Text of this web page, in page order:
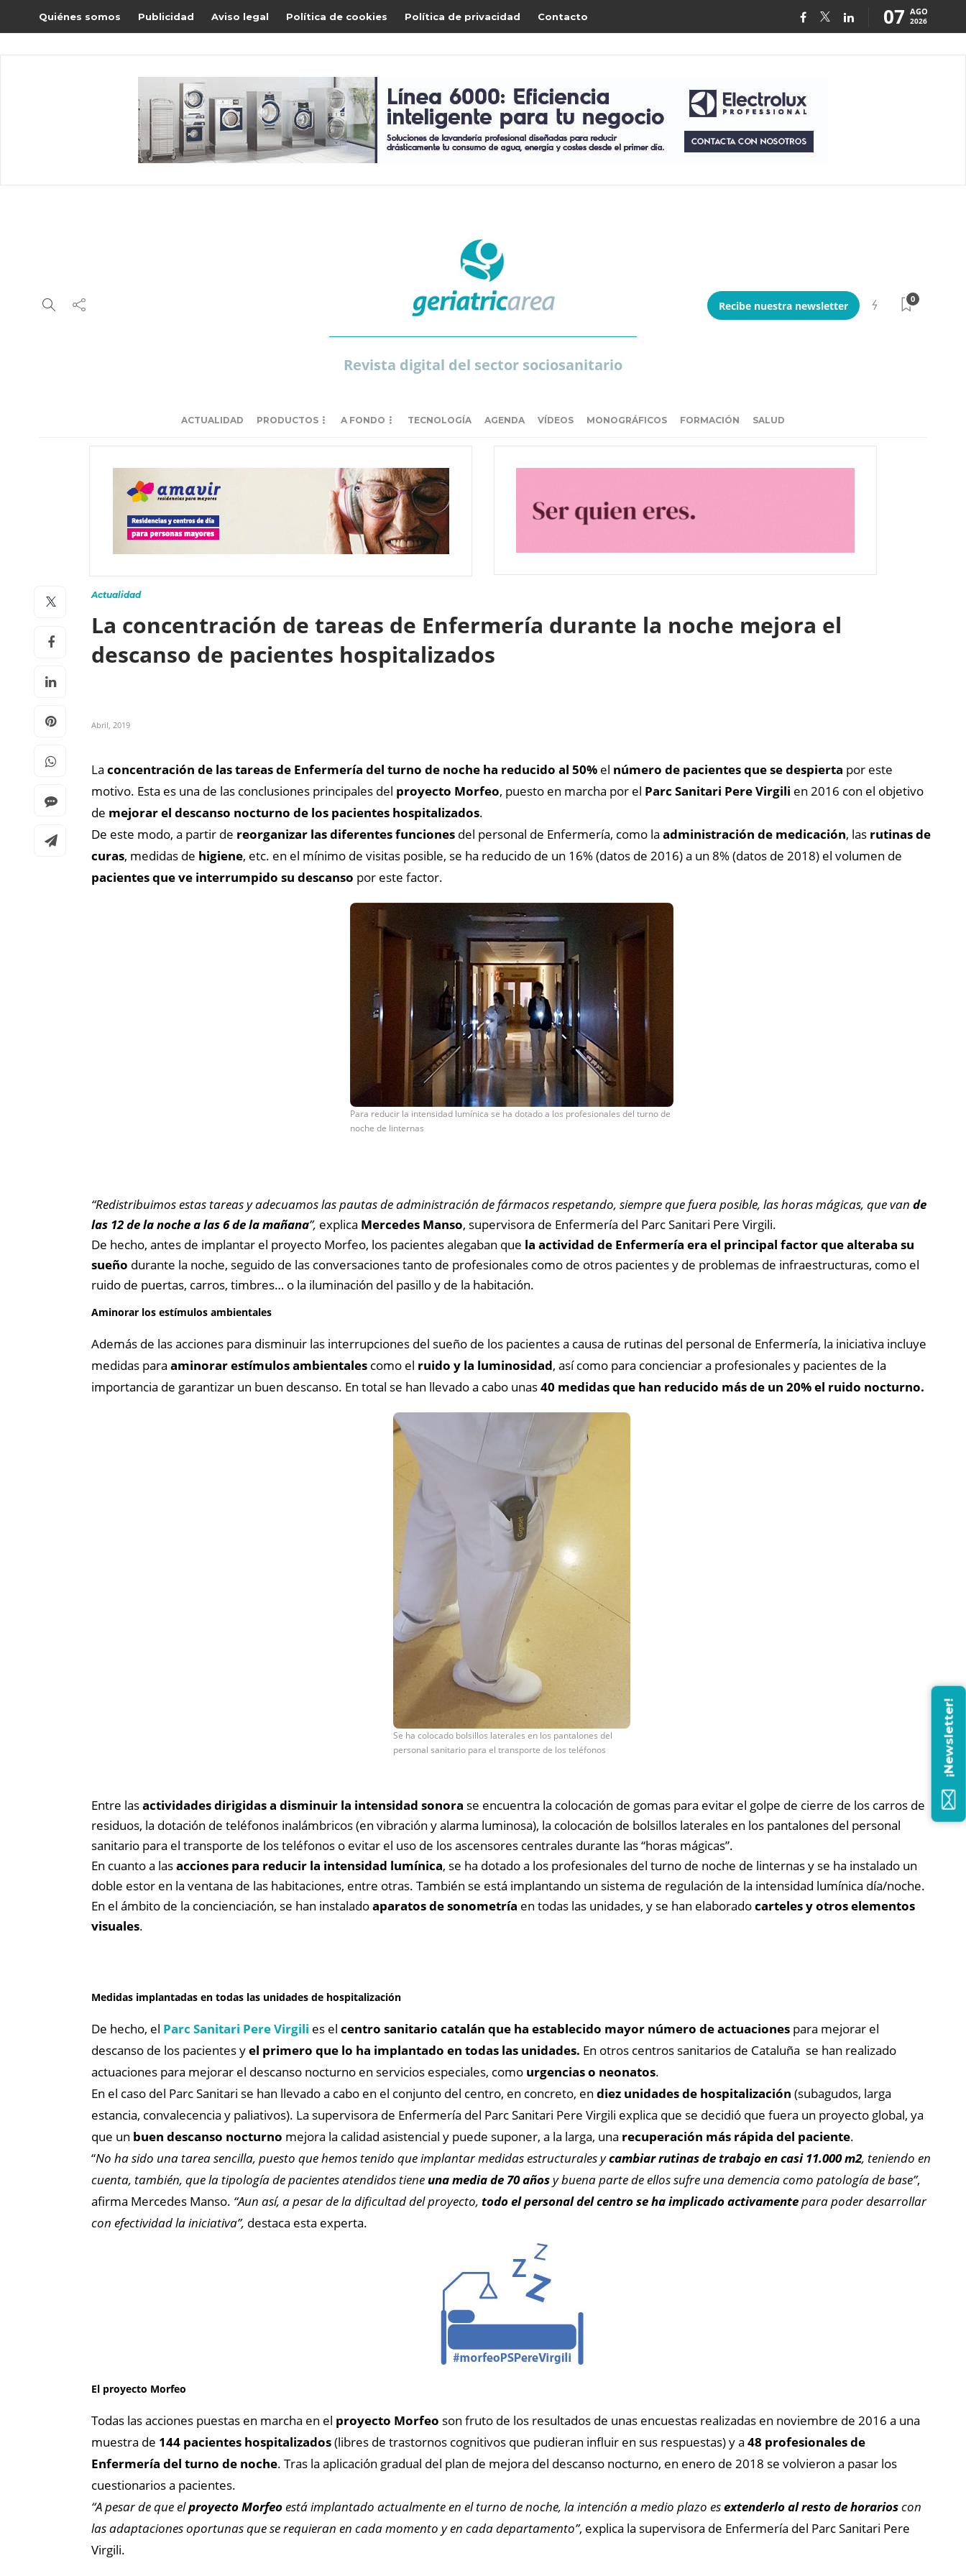
Quiénes somos Publicidad Aviso legal Política de cookies Política de privacidad Contacto 07 AGO
2026
Revista digital del sector sociosanitario
Recibe nuestra newsletter
0
ACTUALIDAD PRODUCTOS A FONDO TECNOLOGÍA AGENDA VÍDEOS MONOGRÁFICOS FORMACIÓN SALUD
Actualidad
La concentración de tareas de Enfermería durante la noche mejora el
descanso de pacientes hospitalizados
Abril, 2019
La concentración de las tareas de Enfermería del turno de noche ha reducido al 50% el número de pacientes que se despierta por este
motivo. Esta es una de las conclusiones principales del proyecto Morfeo, puesto en marcha por el Parc Sanitari Pere Virgili en 2016 con el objetivo
de mejorar el descanso nocturno de los pacientes hospitalizados.
De este modo, a partir de reorganizar las diferentes funciones del personal de Enfermería, como la administración de medicación, las rutinas de
curas, medidas de higiene, etc. en el mínimo de visitas posible, se ha reducido de un 16% (datos de 2016) a un 8% (datos de 2018) el volumen de
pacientes que ve interrumpido su descanso por este factor.
Para reducir la intensidad lumínica se ha dotado a los profesionales del turno de
noche de linternas
“Redistribuimos estas tareas y adecuamos las pautas de administración de fármacos respetando, siempre que fuera posible, las horas mágicas, que van de
las 12 de la noche a las 6 de la mañana”, explica Mercedes Manso, supervisora de Enfermería del Parc Sanitari Pere Virgili.
De hecho, antes de implantar el proyecto Morfeo, los pacientes alegaban que la actividad de Enfermería era el principal factor que alteraba su
sueño durante la noche, seguido de las conversaciones tanto de profesionales como de otros pacientes y de problemas de infraestructuras, como el
ruido de puertas, carros, timbres… o la iluminación del pasillo y de la habitación.
Aminorar los estímulos ambientales
Además de las acciones para disminuir las interrupciones del sueño de los pacientes a causa de rutinas del personal de Enfermería, la iniciativa incluye
medidas para aminorar estímulos ambientales como el ruido y la luminosidad, así como para concienciar a profesionales y pacientes de la
importancia de garantizar un buen descanso. En total se han llevado a cabo unas40 medidas que han reducido más de un 20% el ruido nocturno.
Se ha colocado bolsillos laterales en los pantalones del
personal sanitario para el transporte de los teléfonos
Entre lasactividades dirigidas a disminuir la intensidad sonora se encuentra la colocación de gomas para evitar el golpe de cierre de los carros de
residuos, la dotación de teléfonos inalámbricos (en vibración y alarma luminosa), la colocación de bolsillos laterales en los pantalones del personal
sanitario para el transporte de los teléfonos o evitar el uso de los ascensores centrales durante las “horas mágicas”.
En cuanto a lasacciones para reducir la intensidad lumínica, se ha dotado a los profesionales del turno de noche de linternas y se ha instalado un
doble estor en la ventana de las habitaciones, entre otras. También se está implantando un sistema de regulación de la intensidad lumínica día/noche.
En el ámbito de la concienciación, se han instaladoaparatos de sonometría en todas las unidades, y se han elaboradocarteles y otros elementos
visuales.
Medidas implantadas en todas las unidades de hospitalización
De hecho, el Parc Sanitari Pere Virgili es el centro sanitario catalán que ha establecido mayor número de actuaciones para mejorar el
descanso de los pacientes yel primero que lo ha implantado en todas las unidades. En otros centros sanitarios de Cataluña se han realizado
actuaciones para mejorar el descanso nocturno en servicios especiales, como urgencias o neonatos.
En el caso del Parc Sanitari se han llevado a cabo en el conjunto del centro, en concreto, en diez unidades de hospitalización (subagudos, larga
estancia, convalecencia y paliativos). La supervisora de Enfermería del Parc Sanitari Pere Virgili explica que se decidió que fuera un proyecto global, ya
que un buen descanso nocturno mejora la calidad asistencial y puede suponer, a la larga, una recuperación más rápida del paciente.
“No ha sido una tarea sencilla, puesto que hemos tenido que implantar medidas estructurales ycambiar rutinas de trabajo en casi 11.000 m2, teniendo en
cuenta, también, que la tipología de pacientes atendidos tiene una media de 70 añosy buena parte de ellos sufre una demencia como patología de base”,
afirma Mercedes Manso. “Aun así, a pesar de la dificultad del proyecto, todo el personal del centro se ha implicado activamentepara poder desarrollar
con efectividad la iniciativa”, destaca esta experta.
El proyecto Morfeo
Todas las acciones puestas en marcha en el proyecto Morfeo son fruto de los resultados de unas encuestas realizadas en noviembre de 2016 a una
muestra de 144 pacientes hospitalizados(libres de trastornos cognitivos que pudieran influir en sus respuestas) y a 48 profesionales de
Enfermería del turno de noche. Tras la aplicación gradual del plan de mejora del descanso nocturno, en enero de 2018 se volvieron a pasar los
cuestionarios a pacientes.
“A pesar de que elproyecto Morfeoestá implantado actualmente en el turno de noche, la intención a medio plazo esextenderlo al resto de horarioscon
las adaptaciones oportunas que se requieran en cada momento y en cada departamento”, explica la supervisora de Enfermería del Parc Sanitari Pere
Virgili.
¡Newsletter!